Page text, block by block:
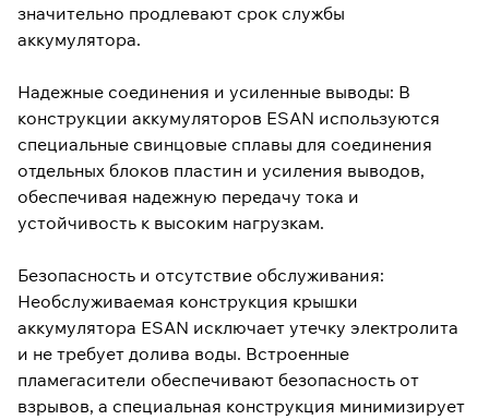
значительно продлевают срок службы
аккумулятора.
Надежные соединения и усиленные выводы: В
конструкции аккумуляторов ESAN используются
специальные свинцовые сплавы для соединения
отдельных блоков пластин и усиления выводов,
обеспечивая надежную передачу тока и
устойчивость к высоким нагрузкам.
Безопасность и отсутствие обслуживания:
Необслуживаемая конструкция крышки
аккумулятора ESAN исключает утечку электролита
и не требует долива воды. Встроенные
пламегасители обеспечивают безопасность от
взрывов, а специальная конструкция минимизирует